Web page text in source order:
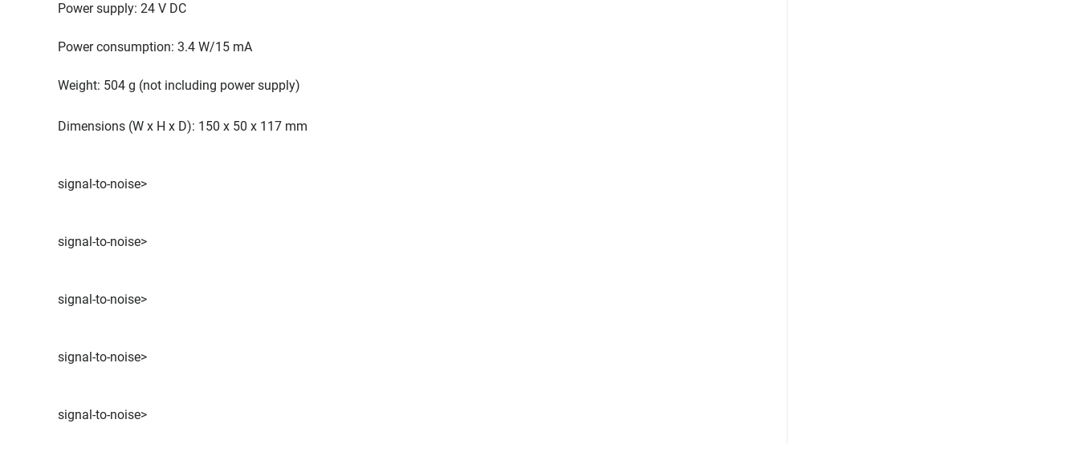
Power supply: 24 V DC
Power consumption: 3.4 W/15 mA
Weight: 504 g (not including power supply)
Dimensions (W x H x D): 150 x 50 x 117 mm
signal-to-noise>
signal-to-noise>
signal-to-noise>
signal-to-noise>
signal-to-noise>